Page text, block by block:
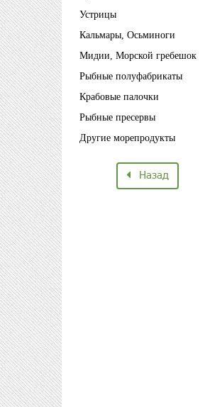
Устрицы
Кальмары, Осьминоги
Мидии, Морской гребешок
Рыбные полуфабрикаты
Крабовые палочки
Рыбные пресервы
Другие морепродукты
Назад